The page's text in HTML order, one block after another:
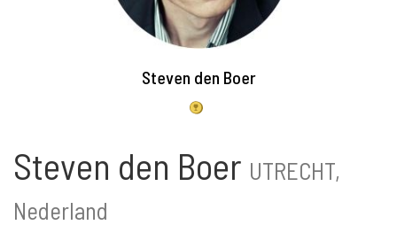
Steven den Boer
Steven den Boer UTRECHT,
Nederland